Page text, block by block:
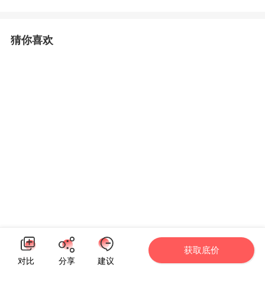
猜你喜欢
对比 分享 建议
获取底价